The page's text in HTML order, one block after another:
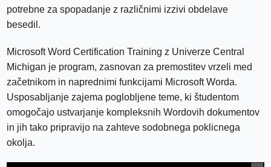
potrebne za spopadanje z različnimi izzivi obdelave
besedil.
Microsoft Word Certification Training z Univerze Central
Michigan je program, zasnovan za premostitev vrzeli med
začetnikom in naprednimi funkcijami Microsoft Worda.
Usposabljanje zajema poglobljene teme, ki študentom
omogočajo ustvarjanje kompleksnih Wordovih dokumentov
in jih tako pripravijo na zahteve sodobnega poklicnega
okolja.